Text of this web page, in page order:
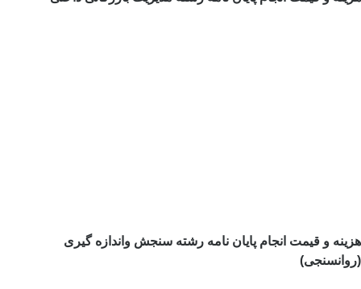
و قیمت انجام پایان نامه رشته سنجش واندازه گیری